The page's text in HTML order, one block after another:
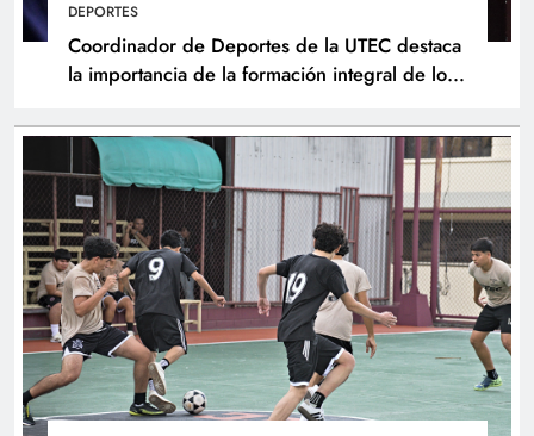
DEPORTES
Coordinador de Deportes de la UTEC destaca
la importancia de la formación integral de los